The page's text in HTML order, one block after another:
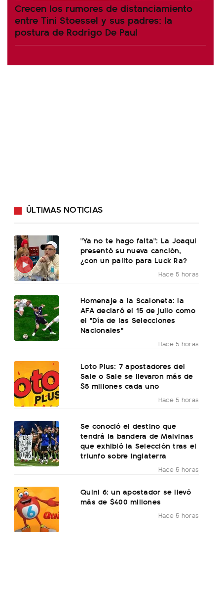
Crecen los rumores de distanciamiento
entre Tini Stoessel y sus padres: la
postura de Rodrigo De Paul
ÚLTIMAS NOTICIAS
"Ya no te hago falta": La Joaqui
presentó su nueva canción,
¿con un palito para Luck Ra?
Hace 5 horas
Homenaje a la Scaloneta: la
AFA declaró el 15 de julio como
el "Día de las Selecciones
Nacionales"
Hace 5 horas
Loto Plus: 7 apostadores del
Sale o Sale se llevaron más de
$5 millones cada uno
Hace 5 horas
Se conoció el destino que
tendrá la bandera de Malvinas
que exhibió la Selección tras el
triunfo sobre Inglaterra
Hace 5 horas
Quini 6: un apostador se llevó
más de $400 millones
Hace 5 horas